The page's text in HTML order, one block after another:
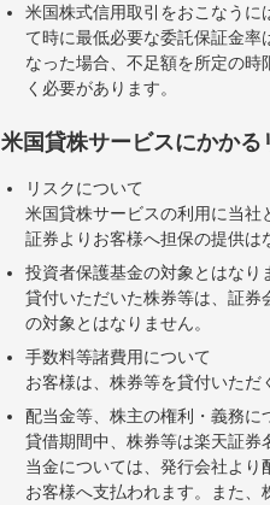
米国株式信用取引をおこなう
て時に最低必要な委託保証金
なった場合、不足額を所定の
く必要があります。
米国貸株サービスにかかる
リスクについて
米国貸株サービスの利用に当
証券よりお客様へ担保の提供
投資者保護基金の対象とはなり
貸付いただいた株券等は、証
の対象とはなりません。
手数料等諸費用について
お客様は、株券等を貸付いた
配当金等、株主の権利・義務に
貸借期間中、株券等は楽天証
当金については、発行会社よ
お客様へ支払われます。また